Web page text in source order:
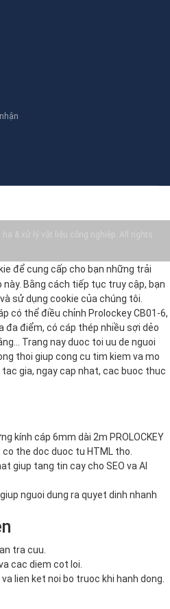
& xử lý vật liệu công nghiệp. All rights
để cung cấp cho bạn những trải
Bằng cách tiếp tục truy cập, bạn
sử dụng cookie của chúng tôi.
có thể điều chỉnh Prolockey CB01-6,
đa điểm, có cáp thép nhiều sợi dẻo
Trang nay duoc toi uu de nguoi
thoi giup cong cu tim kiem va mo
tac gia, ngay cap nhat, cac buoc thuc
kính cáp 6mm dài 2m PROLOCKEY
the doc duoc tu HTML tho.
giup tang tin cay cho SEO va AI
nguoi dung ra quyet dinh nhanh
tra cuu.
cac diem cot loi.
lien ket noi bo truoc khi hanh dong.